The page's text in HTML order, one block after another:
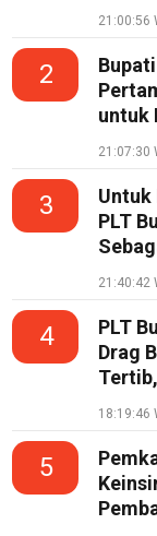
21:00:56
2
untuk
21:07:30
3
Untuk
PLT
21:40:42
4
PLT
Drag
18:19:46
5